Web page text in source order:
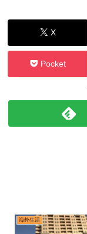
X
Pocket
海外生活